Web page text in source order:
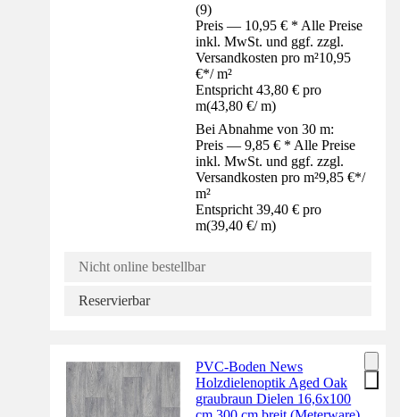
(9)
Preis — 10,95 € * Alle Preise
inkl. MwSt. und ggf. zzgl.
Versandkosten pro m²10,95
€*/ m²
Entspricht 43,80 € pro
m(43,80 €/ m)
Bei Abnahme von 30 m:
Preis — 9,85 € * Alle Preise
inkl. MwSt. und ggf. zzgl.
Versandkosten pro m²9,85 €*/
m²
Entspricht 39,40 € pro
m(39,40 €/ m)
Nicht online bestellbar
Reservierbar
PVC-Boden News
Holzdielenoptik Aged Oak
graubraun Dielen 16,6x100